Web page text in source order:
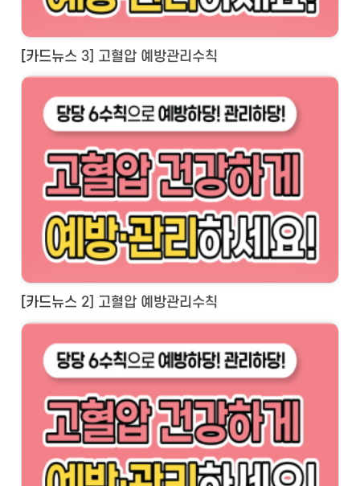
[카드뉴스 3] 고혈압 예방관리수칙
[카드뉴스 2] 고혈압 예방관리수칙